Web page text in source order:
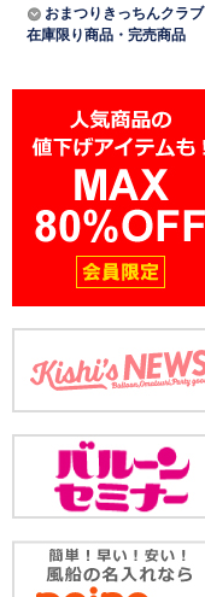
おまつりきっちんクラブ
在庫限り商品・完売商品